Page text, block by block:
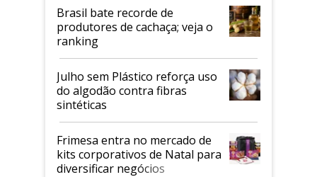
Brasil bate recorde de
produtores de cachaça; veja o
ranking
Julho sem Plástico reforça uso
do algodão contra fibras
sintéticas
Frimesa entra no mercado de
kits corporativos de Natal para
diversificar negócios